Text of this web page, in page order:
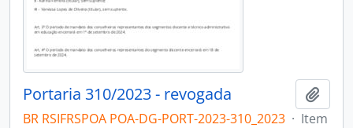
Portaria 310/2023 - revogada
BR RSIFRSPOA POA-DG-PORT-2023-310_2023 · Item